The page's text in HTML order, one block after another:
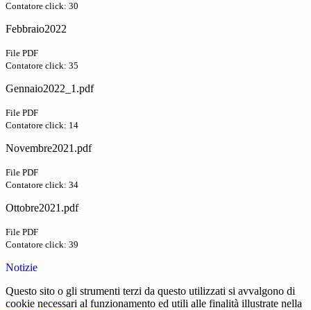
Contatore click: 30
Febbraio2022
File PDF
Contatore click: 35
Gennaio2022_1.pdf
File PDF
Contatore click: 14
Novembre2021.pdf
File PDF
Contatore click: 34
Ottobre2021.pdf
File PDF
Contatore click: 39
Notizie
Questo sito o gli strumenti terzi da questo utilizzati si avvalgono di
cookie necessari al funzionamento ed utili alle finalità illustrate nella